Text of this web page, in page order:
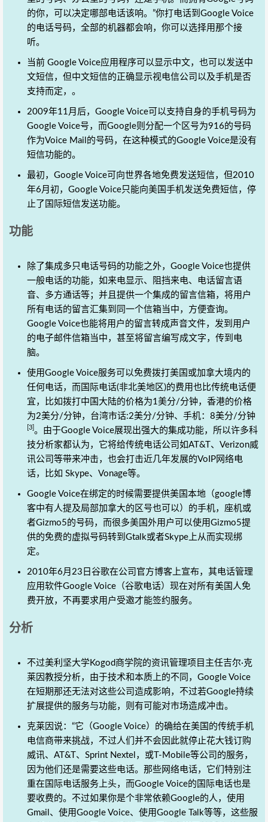
的你，可以决定哪部电话该响。”你打电话到Google Voice
的电话号码，全部的机器都会响，你可以选择用那个接
听。
当前 Google Voice应用程序可以显示中文，也可以发送中
文短信，但中文短信的正确显示视电信公司以及手机是否
支持而定，。
2009年11月后，Google Voice可以支持自身的手机号码为
Google Voice号，而Google则分配一个区号为916的号码
作为Voice Mail的号码，在这种模式的Google Voice是没有
短信功能的。
最初，Google Voice可向世界各地免费发送短信，但2010
年6月初，Google Voice只能向美国手机发送免费短信，停
止了国际短信发送功能。
功能
除了集成多只电话号码的功能之外，Google Voice也提供
一般电话的功能，如来电显示、阻挡来电、电话留言语
音、多方通话等；并且提供一个集成的留言信箱，将用户
所有电话的留言汇集到同一个信箱当中，方便查询。
Google Voice也能将用户的留言转成声音文件，发到用户
的电子邮件信箱当中，甚至将留言编写成文字，传到电
脑。
使用Google Voice服务可以免费拨打美国或加拿大境内的
任何电话，而国际电话(非北美地区)的费用也比传统电话便
宜，比如拨打中国大陆的价格为1美分/分钟，香港的价格
为2美分/分钟，台湾市话:2美分/分钟、手机：8美分/分钟
[3] 。由于Google Voice展现出强大的集成功能，所以许多科
技分析家都认为，它将给传统电话公司如AT&T、Verizon威
讯公司等带来冲击，也会打击近几年发展的VoIP网络电
话，比如 Skype、Vonage等。
Google Voice在绑定的时候需要提供美国本地（google博
客中有人提及局部加拿大的区号也可以）的手机，座机或
者Gizmo5的号码，而很多美国外用户可以使用Gizmo5提
供的免费的虚拟号码转到Gtalk或者Skype上从而实现绑
定。
2010年6月23日谷歌在公司官方博客上宣布，其电话管理
应用软件Google Voice（谷歌电话）现在对所有美国人免
费开放，不再要求用户受邀才能签约服务。
分析
不过美利坚大学Kogod商学院的资讯管理项目主任吉尔·克
莱因教授分析，由于技术和本质上的不同，Google Voice
在短期那还无法对这些公司造成影响，不过若Google持续
扩展提供的服务与功能，则有可能对市场造成冲击。
克莱因说：“它（Google Voice）的确给在美国的传统手机
电信商带来挑战，不过人们并不会因此就停止花大钱订购
威讯、AT&T、Sprint Nextel，或T-Mobile等公司的服务，
因为他们还是需要这些电话。那些网络电话，它们特别注
重在国际电话服务上头，而Google Voice的国际电话也是
要收费的。不过如果你是个非常依赖Google的人，使用
Gmail、使用Google Voice、使用Google Talk等等，这些服